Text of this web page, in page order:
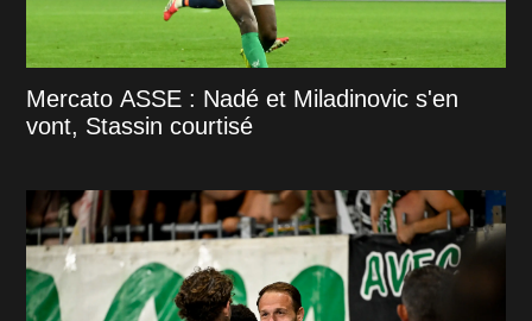
Mercato ASSE : Nadé et Miladinovic s'en
vont, Stassin courtisé